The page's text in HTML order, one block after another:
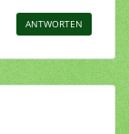
ANTWORTEN